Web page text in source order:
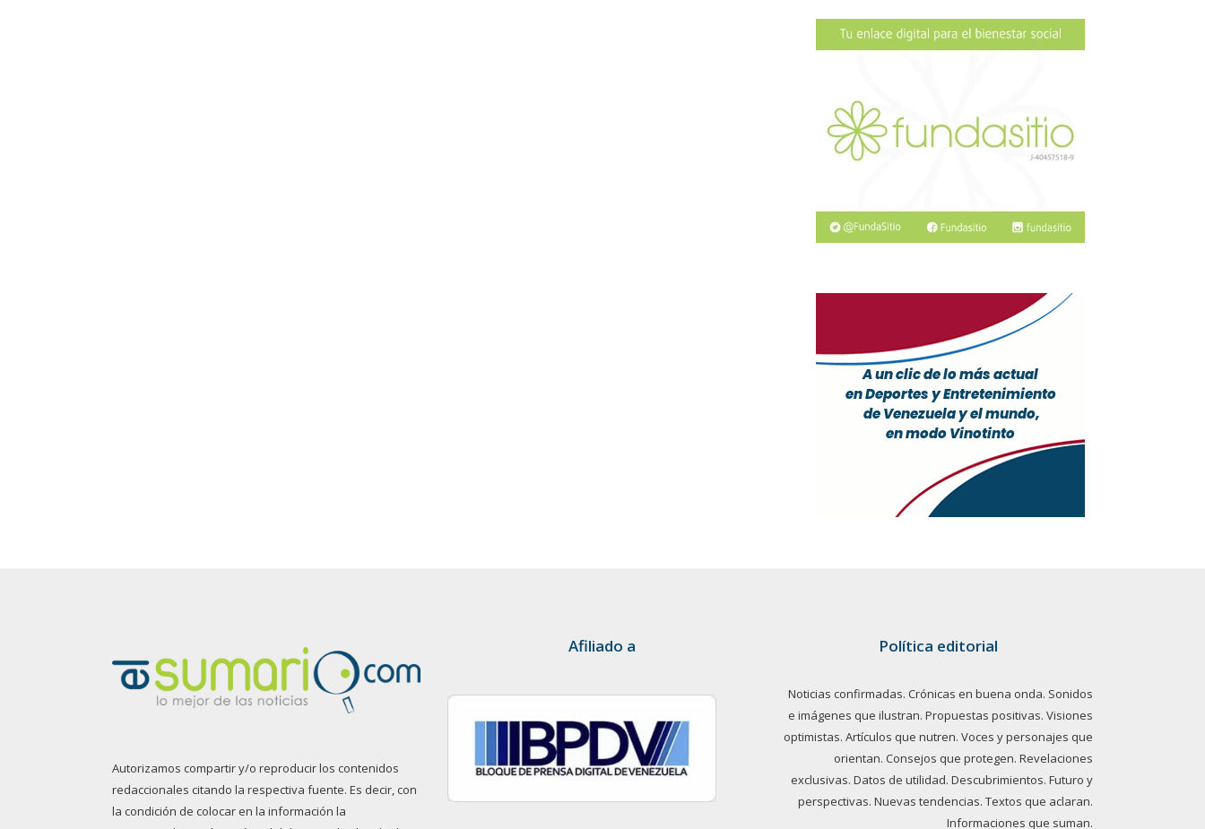
Autorizamos compartir y/o reproducir los contenidos
redaccionales citando la respectiva fuente. Es decir, con
la condición de colocar en la información la
Afiliado a Política editorial
Noticias confirmadas. Crónicas en buena onda. Sonidos
e imágenes que ilustran. Propuestas positivas. Visiones
optimistas. Artículos que nutren. Voces y personajes que
orientan. Consejos que protegen. Revelaciones
exclusivas. Datos de utilidad. Descubrimientos. Futuro y
perspectivas. Nuevas tendencias. Textos que aclaran.
Informaciones que suman.